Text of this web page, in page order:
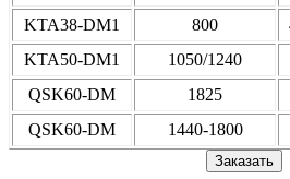
KTA38-DM1
800
KTA50-DM1
1050/1240
QSK60-DM
1825
QSK60-DM
1440-1800
Заказать